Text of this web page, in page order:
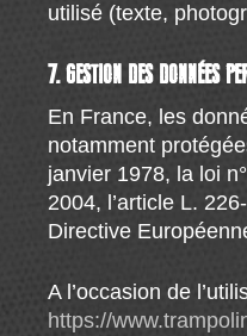
utilisé (texte,
7. GESTION DES DONNÉES
En France, les
notamment
janvier 1978, la loi
2004, l’article L.
Directive
A l’occasion de
https://